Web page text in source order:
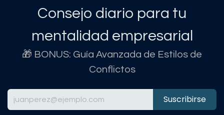
Consejo diario para tu
mentalidad empresarial
🎁 BONUS: Guía Avanzada de Estilos de
Conflictos
Suscribirse